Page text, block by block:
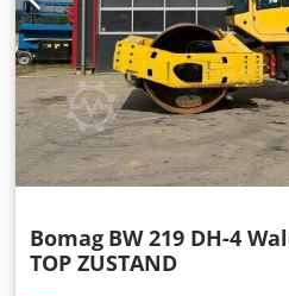
Bomag BW 219 DH-4
TOP ZUSTAND